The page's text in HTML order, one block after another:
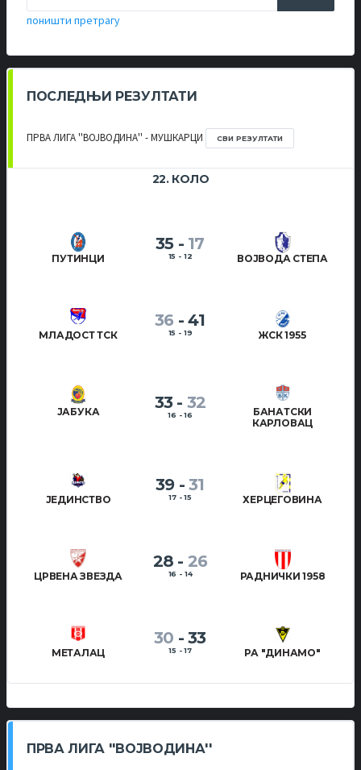
поништи претрагу
ПОСЛЕДЊИ РЕЗУЛТАТИ
ПРВА ЛИГА ''ВОЈВОДИНА'' - МУШКАРЦИ СВИ РЕЗУЛТАТИ
22. КОЛО
ПУТИНЦИ
35 - 17
15 - 12 ВОЈВОДА СТЕПА
МЛАДОСТ ТСК
36 - 41
15 - 19 ЖСК 1955
ЈАБУКА 33 - 32
16 - 16
БАНАТСКИ
КАРЛОВАЦ
ЈЕДИНСТВО
39 - 31
17 - 15 ХЕРЦЕГОВИНА
ЦРВЕНА ЗВЕЗДА
28 - 26
16 - 14 РАДНИЧКИ 1958
МЕТАЛАЦ
30 - 33
15 - 17 РА "ДИНАМО"
ПРВА ЛИГА ''ВОЈВОДИНА''